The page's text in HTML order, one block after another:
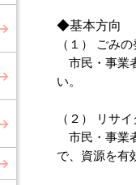
◆基本方向
（１） ごみ
市民・事業
い。
（２） リサ
市民・事業
で、資源を有